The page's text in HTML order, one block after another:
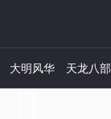
大明风华 天龙八部